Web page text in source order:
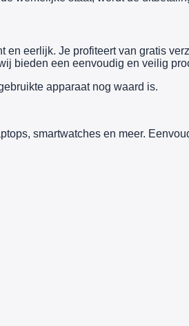
eerlijk. Je profiteert van gratis
bieden een eenvoudig en veilig
apparaat nog waard is.
smartwatches en meer.